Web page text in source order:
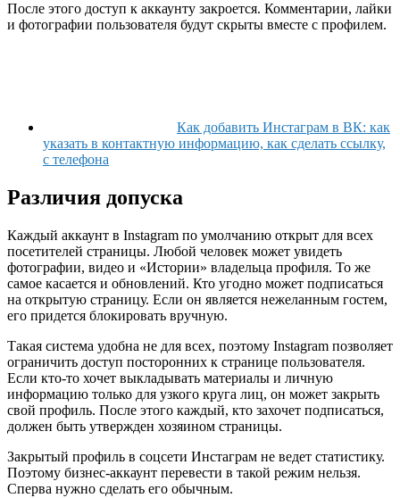
После этого доступ к аккаунту закроется. Комментарии, лайки
и фотографии пользователя будут скрыты вместе с профилем.
Как добавить Инстаграм в ВК: как
указать в контактную информацию, как сделать ссылку,
с телефона
Различия допуска
Каждый аккаунт в Instagram по умолчанию открыт для всех
посетителей страницы. Любой человек может увидеть
фотографии, видео и «Истории» владельца профиля. То же
самое касается и обновлений. Кто угодно может подписаться
на открытую страницу. Если он является нежеланным гостем,
его придется блокировать вручную.
Такая система удобна не для всех, поэтому Instagram позволяет
ограничить доступ посторонних к странице пользователя.
Если кто-то хочет выкладывать материалы и личную
информацию только для узкого круга лиц, он может закрыть
свой профиль. После этого каждый, кто захочет подписаться,
должен быть утвержден хозяином страницы.
Закрытый профиль в соцсети Инстаграм не ведет статистику.
Поэтому бизнес-аккаунт перевести в такой режим нельзя.
Сперва нужно сделать его обычным.